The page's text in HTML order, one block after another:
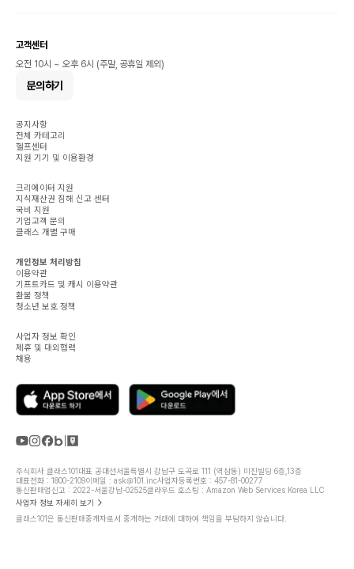
고객센터
오전 10시 ~ 오후 6시 (주말, 공휴일 제외)
문의하기
공지사항
전체 카테고리
헬프센터
지원 기기 및 이용환경
크리에이터 지원
지식재산권 침해 신고 센터
국비 지원
기업고객 문의
클래스 개별 구매
개인정보 처리방침
이용약관
기프트카드 및 캐시 이용약관
환불 정책
청소년 보호 정책
사업자 정보 확인
제휴 및 대외협력
채용
주식회사 클래스101대표 공대선서울특별시 강남구 도곡로 111 (역삼동) 미진빌딩 6층,13층
대표전화 : 1800-2109이메일 : ask@101.inc사업자등록번호 : 457-81-00277
통신판매업신고 : 2022-서울강남-02525클라우드 호스팅 : Amazon Web Services Korea LLC
사업자 정보 자세히 보기
클래스101은 통신판매중개자로서 중개하는 거래에 대하여 책임을 부담하지 않습니다.